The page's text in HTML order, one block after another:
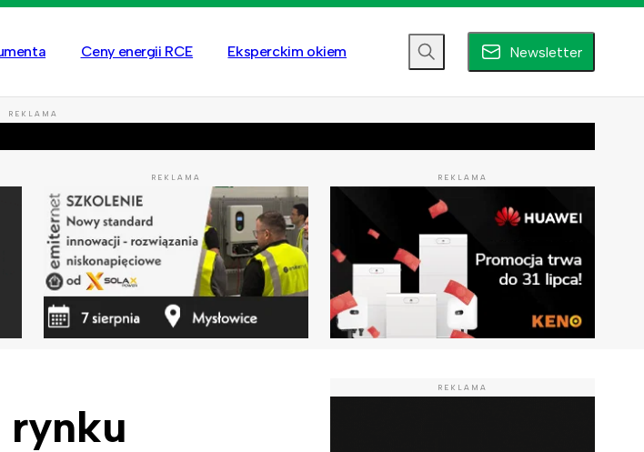
Ceny energii RCE Eksperckim okiem Newsletter
REKLAMA
REKLAMA REKLAMA
rynku
REKLAMA